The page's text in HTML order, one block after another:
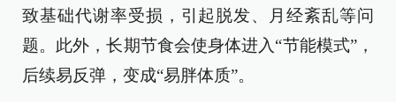
致基础代谢率受损，引起脱发、月经紊乱等问
题。此外，长期节食会使身体进入“节能模式”，
后续易反弹，变成“易胖体质”。